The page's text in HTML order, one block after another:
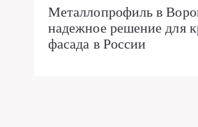
Металлопрофиль в
надежное решение для
фасада в России